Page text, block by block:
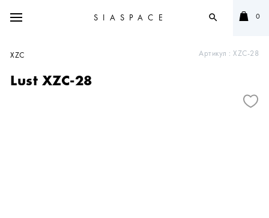
SIASPACE search 0
Артикул : XZC-28
XZC
Lust XZC-28